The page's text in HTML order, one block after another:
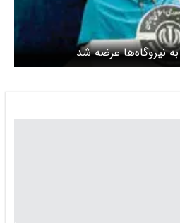
نیروگاه‌ها عرضه شد